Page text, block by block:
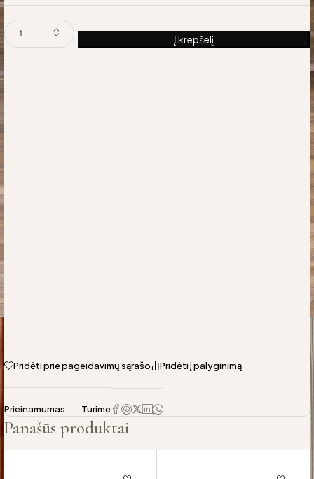
Į krepšelį
Pridėti prie pageidavimų sąrašo Pridėti į palyginimą
Prieinamumas Turime
Panašūs produktai